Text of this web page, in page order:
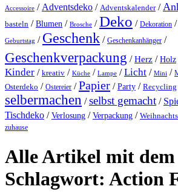
Accessoire / Adventsdeko / Adventskalender/
basteln /Blumen / Brosche /Deko / Dekoration /
Geburtstag / Geschenk / Geschenkanhänger /
Geschenkverpackung /Herz /Holz
Kinder / kreativ / Küche / Lampe /Licht / Mini /
Osterdeko / Ostereier /Papier /Party / Recycling
selbermachen /selbst gemacht /
Tischdeko /Verlosung /Verpackung /
zuhause
Alle Artikel mit dem
Schlagwort: Action